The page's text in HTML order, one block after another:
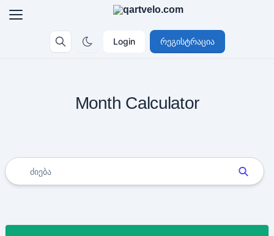
Login რეგისტრაცია
Month Calculator